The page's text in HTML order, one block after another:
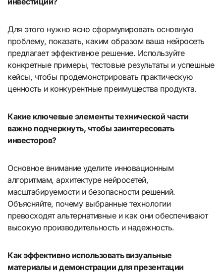
Для этого нужно ясно сформулировать основную
проблему, показать, каким образом ваша нейросеть
предлагает эффективное решение. Используйте
конкретные примеры, тестовые результаты и успешные
кейсы, чтобы продемонстрировать практическую
ценность и конкурентные преимущества продукта.
Какие ключевые элементы технической части
важно подчеркнуть, чтобы заинтересовать
инвесторов?
Основное внимание уделите инновационным
алгоритмам, архитектуре нейросетей,
масштабируемости и безопасности решений.
Объясняйте, почему выбранные технологии
превосходят альтернативные и как они обеспечивают
высокую производительность и надежность.
Как эффективно использовать визуальные
материалы и демонстрации для презентации